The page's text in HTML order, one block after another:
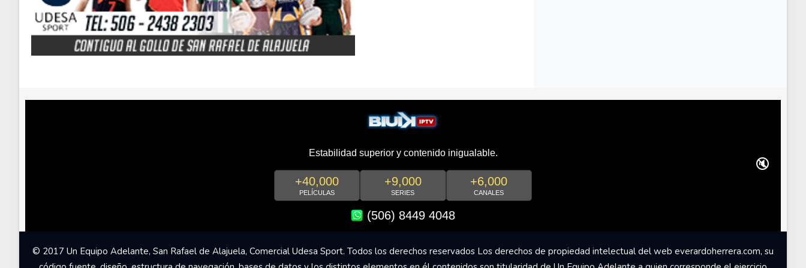
Estabilidad superior y contenido inigualable.
+40,000
PELÍCULAS
+9,000
SERIES
+6,000
CANALES
(506) 8449 4048
🔇
© 2017 Un Equipo Adelante, San Rafael de Alajuela, Comercial Udesa Sport. Todos los derechos reservados Los derechos de propiedad intelectual del web everardoherrera.com, su